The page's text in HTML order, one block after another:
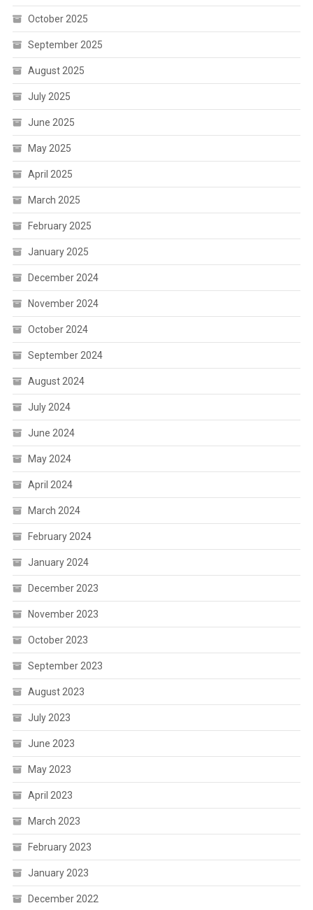
October 2025
September 2025
August 2025
July 2025
June 2025
May 2025
April 2025
March 2025
February 2025
January 2025
December 2024
November 2024
October 2024
September 2024
August 2024
July 2024
June 2024
May 2024
April 2024
March 2024
February 2024
January 2024
December 2023
November 2023
October 2023
September 2023
August 2023
July 2023
June 2023
May 2023
April 2023
March 2023
February 2023
January 2023
December 2022